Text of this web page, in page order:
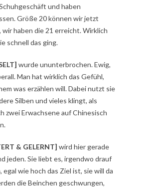
und haben
Größe 20 können wir jetzt
haben die 21 erreicht. Wirklich
schnell das ging.
wurde ununterbrochen. Ewig,
Man hat wirklich das Gefühl,
was erzählen will. Dabei nutzt sie
Silben und vieles klingt, als
zwei Erwachsene auf Chinesisch
& GELERNT] wird hier gerade
jeden. Sie liebt es, irgendwo drauf
egal wie hoch das Ziel ist, sie will da
die Beinchen geschwungen,